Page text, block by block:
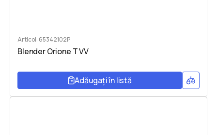
Articol: 65342102P
Blender Orione T VV
Adăugați în listă